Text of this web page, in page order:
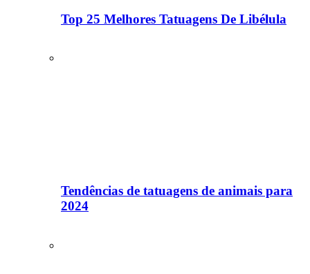
Top 25 Melhores Tatuagens De Libélula
Tendências de tatuagens de animais para
2024